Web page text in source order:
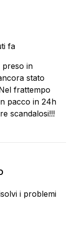
fa
preso in
stato
frattempo
pacco in 24h
scandalosi!!!
i problemi